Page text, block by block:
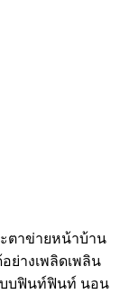
ตาข่ายหน้าบ้าน
ย่างเพลิดเพลิน
บฟินท์ฟินท์ นอน